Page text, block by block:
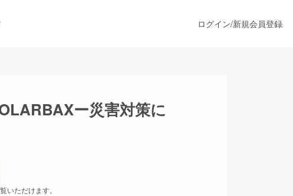
ト もうすぐ公開されます
ログイン/新規会員登録
ー災害対策に
いただけます。